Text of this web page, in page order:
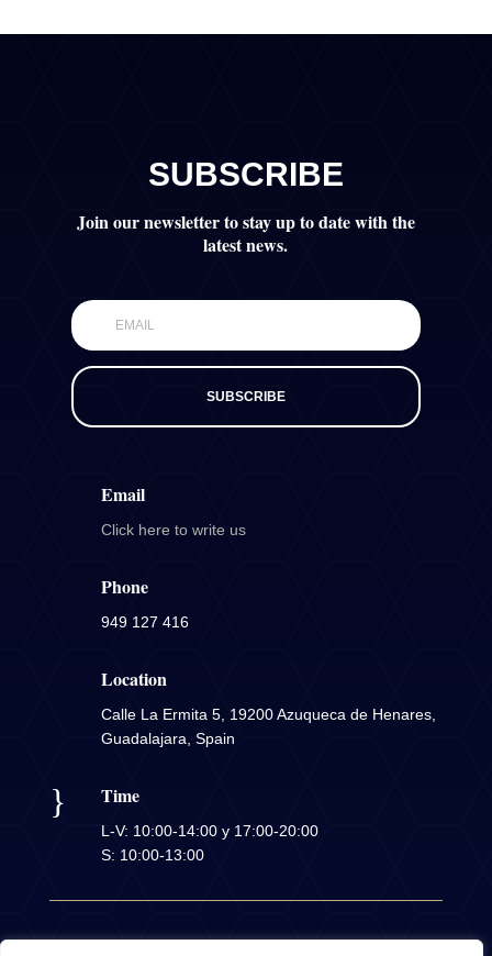
SUBSCRIBE
Join our newsletter to stay up to date with the
latest news.
SUBSCRIBE
Email
Click here to write us
Phone
949 127 416
Location
Calle La Ermita 5, 19200 Azuqueca de Henares,
Guadalajara, Spain
} Time
L-V: 10:00-14:00 y 17:00-20:00
S: 10:00-13:00
Copyright © 2026 |Pol. Privacidad